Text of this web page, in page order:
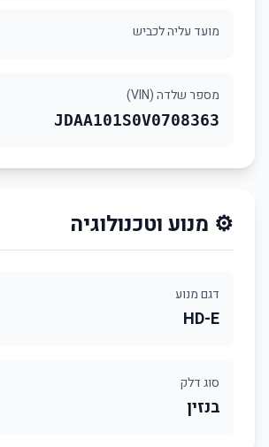
מועד עליה לכביש
מספר שלדה (VIN)
JDAA101S0V0708363
⚙️ מנוע וטכנולוגיה
דגם מנוע
HD-E
סוג דלק
בנזין